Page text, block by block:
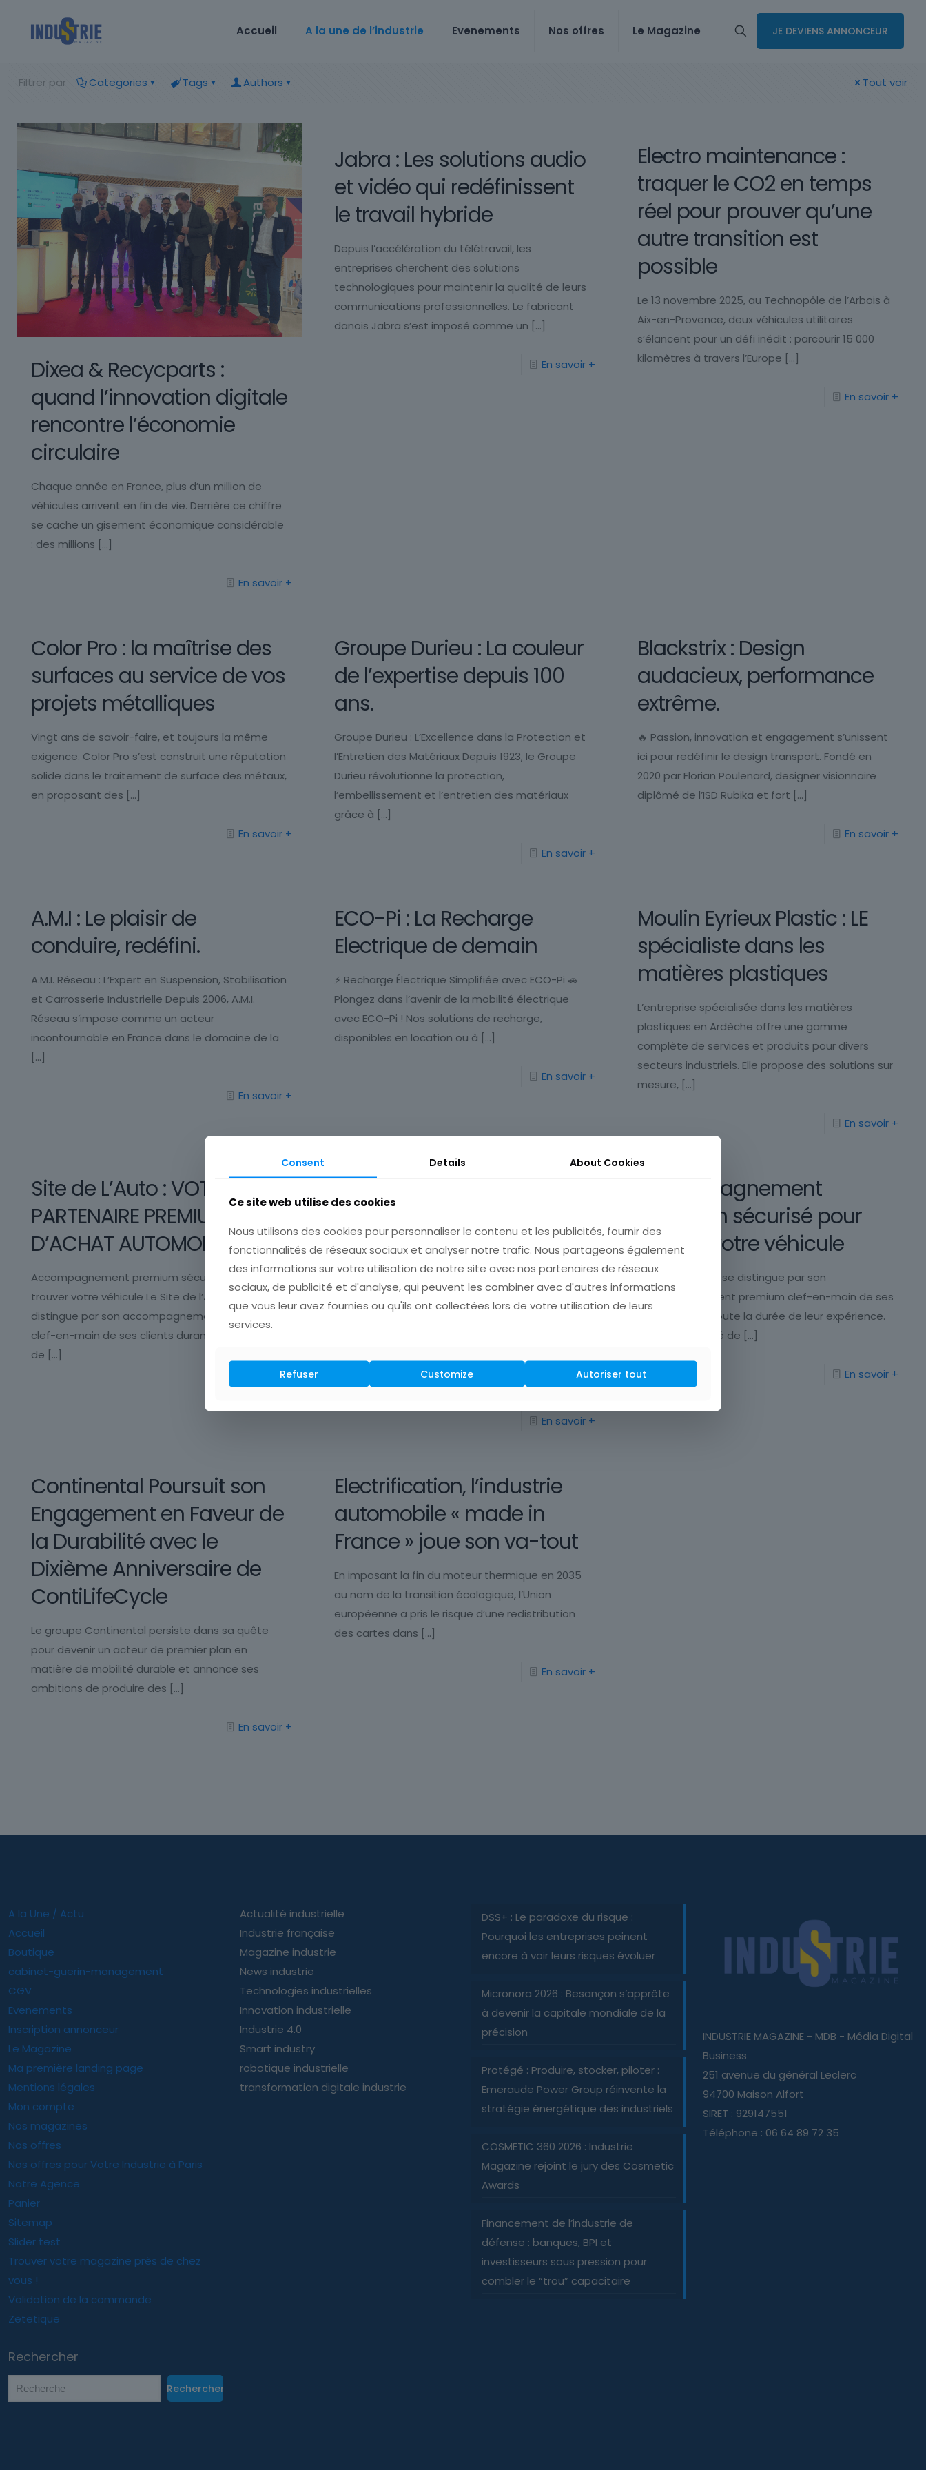
Accueil A la une de l’industrie Evenements Nos offres Le Magazine JE DEVIENS ANNONCEUR
Filtrer par Categories Tags Authors Tout voir
Dixea & Recycparts :
quand l’innovation digitale
rencontre l’économie
circulaire
Chaque année en France, plus d’un million de
véhicules arrivent en fin de vie. Derrière ce chiffre
se cache un gisement économique considérable
: des millions […]
En savoir +
Jabra : Les solutions audio
et vidéo qui redéfinissent
le travail hybride
Depuis l’accélération du télétravail, les
entreprises cherchent des solutions
technologiques pour maintenir la qualité de leurs
communications professionnelles. Le fabricant
danois Jabra s’est imposé comme un […]
En savoir +
Electro maintenance :
traquer le CO2 en temps
réel pour prouver qu’une
autre transition est
possible
Le 13 novembre 2025, au Technopôle de l’Arbois à
Aix-en-Provence, deux véhicules utilitaires
s’élancent pour un défi inédit : parcourir 15 000
kilomètres à travers l’Europe […]
En savoir +
Color Pro : la maîtrise des
surfaces au service de vos
projets métalliques
Vingt ans de savoir-faire, et toujours la même
exigence. Color Pro s’est construit une réputation
solide dans le traitement de surface des métaux,
en proposant des […]
En savoir +
Groupe Durieu : La couleur
de l’expertise depuis 100
ans.
Groupe Durieu : L’Excellence dans la Protection et
l’Entretien des Matériaux Depuis 1923, le Groupe
Durieu révolutionne la protection,
l’embellissement et l’entretien des matériaux
grâce à […]
En savoir +
Blackstrix : Design
audacieux, performance
extrême.
🔥 Passion, innovation et engagement s’unissent
ici pour redéfinir le design transport. Fondé en
2020 par Florian Poulenard, designer visionnaire
diplômé de l’ISD Rubika et fort […]
En savoir +
A.M.I : Le plaisir de
conduire, redéfini.
A.M.I. Réseau : L’Expert en Suspension, Stabilisation
et Carrosserie Industrielle Depuis 2006, A.M.I.
Réseau s’impose comme un acteur
incontournable en France dans le domaine de la
[…]
En savoir +
ECO-Pi : La Recharge
Electrique de demain
⚡ Recharge Électrique Simplifiée avec ECO-Pi 🚗
Plongez dans l’avenir de la mobilité électrique
avec ECO-Pi ! Nos solutions de recharge,
disponibles en location ou à […]
En savoir +
Moulin Eyrieux Plastic : LE
spécialiste dans les
matières plastiques
L’entreprise spécialisée dans les matières
plastiques en Ardèche offre une gamme
complète de services et produits pour divers
secteurs industriels. Elle propose des solutions sur
mesure, […]
En savoir +
Site de L’Auto : VOTRE
PARTENAIRE PREMIUM
D’ACHAT AUTOMOBILE
Accompagnement premium sécurisé pour
trouver votre véhicule Le Site de l’Auto se
distingue par son accompagnement premium
clef-en-main de ses clients durant toute la durée
de […]
avec l’Intelligence
Artificielle ChatGPT
Dans une démarche d’innovation continue au
artificielle ChatGPT dans son célèbre i-Cockpit®.
Cette avancée
[…]
En savoir +
Accompagnement
premium sécurisé pour
trouver votre véhicule
Le Site de l’Auto se distingue par son
accompagnement premium clef-en-main de ses
clients durant toute la durée de leur expérience.
Axé sur la qualité de […]
En savoir +
Continental Poursuit son
Engagement en Faveur de
la Durabilité avec le
Dixième Anniversaire de
ContiLifeCycle
Le groupe Continental persiste dans sa quête
pour devenir un acteur de premier plan en
matière de mobilité durable et annonce ses
ambitions de produire des […]
En savoir +
Electrification, l’industrie
automobile « made in
France » joue son va-tout
En imposant la fin du moteur thermique en 2035
au nom de la transition écologique, l’Union
européenne a pris le risque d’une redistribution
des cartes dans […]
En savoir +
A la Une / Actu
Accueil
Boutique
cabinet-guerin-management
CGV
Evenements
Inscription annonceur
Le Magazine
Ma première landing page
Mentions légales
Mon compte
Nos magazines
Nos offres
Nos offres pour Votre Industrie à Paris
Notre Agence
Panier
Sitemap
Slider test
Trouver votre magazine près de chez
vous !
Validation de la commande
Zetetique
Rechercher
Rechercher
Actualité industrielle
Industrie française
Magazine industrie
News industrie
Technologies industrielles
Innovation industrielle
Industrie 4.0
Smart industry
robotique industrielle
transformation digitale industrie
DSS+ : Le paradoxe du risque :
Pourquoi les entreprises peinent
encore à voir leurs risques évoluer
Micronora 2026 : Besançon s’apprête
à devenir la capitale mondiale de la
précision
Protégé : Produire, stocker, piloter :
Emeraude Power Group réinvente la
stratégie énergétique des industriels
COSMETIC 360 2026 : Industrie
Magazine rejoint le jury des Cosmetic
Awards
Financement de l’industrie de
défense : banques, BPI et
investisseurs sous pression pour
combler le “trou” capacitaire
INDUSTRIE MAGAZINE - MDB - Média Digital
Business
251 avenue du général Leclerc
94700 Maison Alfort
SIRET : 929147551
Téléphone : 06 64 89 72 35
Consent Details About Cookies
Ce site web utilise des cookies
Nous utilisons des cookies pour personnaliser le contenu et les publicités, fournir des
fonctionnalités de réseaux sociaux et analyser notre trafic. Nous partageons également
des informations sur votre utilisation de notre site avec nos partenaires de réseaux
sociaux, de publicité et d'analyse, qui peuvent les combiner avec d'autres informations
que vous leur avez fournies ou qu'ils ont collectées lors de votre utilisation de leurs
services.
Refuser Customize Autoriser tout